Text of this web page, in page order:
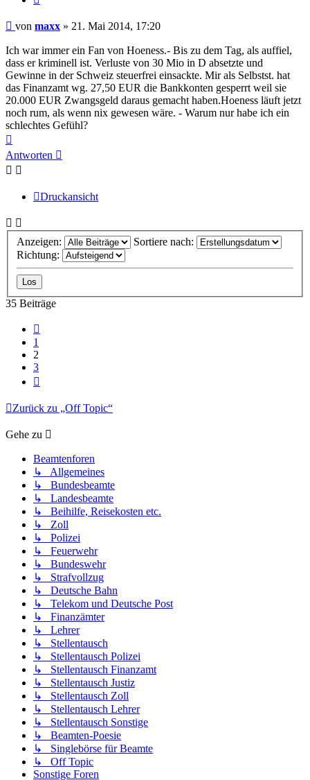
Beitrag
von maxx » 21. Mai 2014, 17:20
Ich war immer ein Fan von Hoeness.- Bis zu dem Tag, als auffiel,
dass er kriminell ist. Verluste von 30 Mio in D absetzte und
Gewinne in der Schweiz steuerfrei einsackte. Mir als Selbstst. hat
das Finanzamt wg. 27,50 EUR die Bankkonten gesperrt weil sie
20.000 EUR Zwangsgeld daraus gemacht haben.Hoeness läuft jetzt
noch rum, als wenn nix gewesen wäre. - Warum nur habe ich ein
schlechtes Gefühl?
oben
Antworten
Druckansicht
Anzeigen:
Sortiere nach:
Richtung:
35 Beiträge
1
2
3
Zurück zu „Off Topic“
Gehe zu
Beamtenforen
↳ Allgemeines
↳ Bundesbeamte
↳ Landesbeamte
↳ Beihilfe, Reisekosten etc.
↳ Zoll
↳ Polizei
↳ Feuerwehr
↳ Bundeswehr
↳ Strafvollzug
↳ Deutsche Bahn
↳ Telekom und Deutsche Post
↳ Finanzämter
↳ Lehrer
↳ Stellentausch
↳ Stellentausch Polizei
↳ Stellentausch Finanzamt
↳ Stellentausch Justiz
↳ Stellentausch Zoll
↳ Stellentausch Lehrer
↳ Stellentausch Sonstige
↳ Beamten-Poesie
↳ Singlebörse für Beamte
↳ Off Topic
Sonstige Foren